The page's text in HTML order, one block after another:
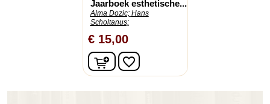
Jaarboek esthetische...
Alma Dozic; Hans
Scholtanus;
€ 15,00
In winkelwagen
favorite_border